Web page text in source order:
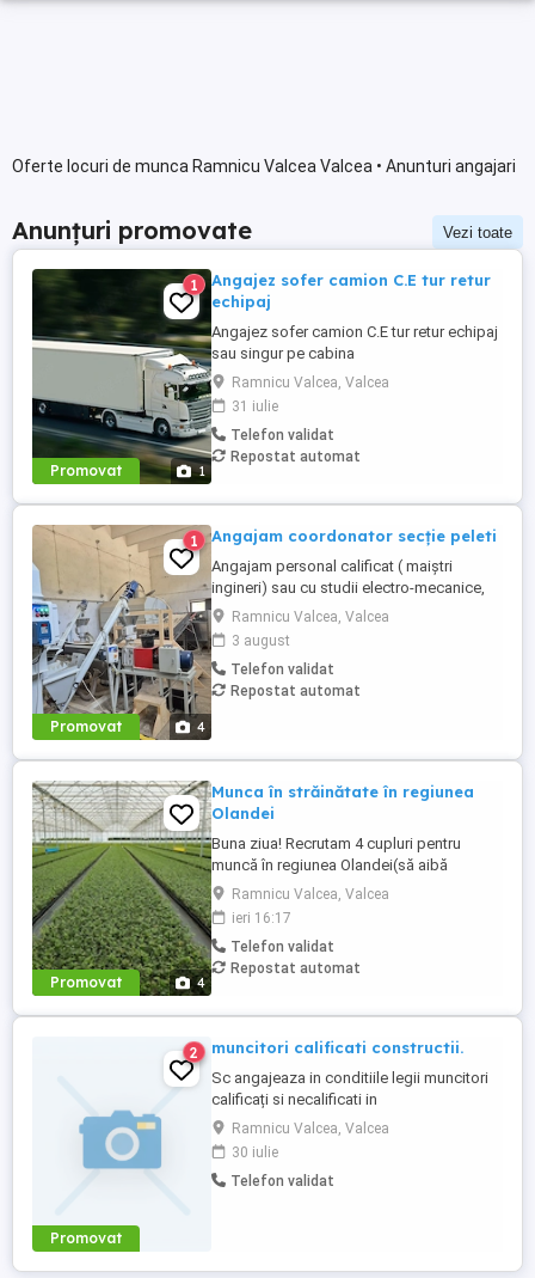
Oferte locuri de munca Ramnicu Valcea Valcea • Anunturi angajari
Anunțuri promovate Vezi toate
Promovat 1
1
Angajez sofer camion C.E tur retur
echipaj
Angajez sofer camion C.E tur retur echipaj
sau singur pe cabina
Ramnicu Valcea, Valcea
31 iulie
Telefon validat
Repostat automat
Promovat 4
1 Angajam coordonator secție peleti
Angajam personal calificat ( maiștri
ingineri) sau cu studii electro-mecanice,
pentru secția de productie peleți, situată
in localitatea Brezoi-Valcea! Salariul minim
asigurat este 4200 lei net precum si
bonusuri de performanță! Pentru alte
detalii va rog sa ma contactați! Mihai-
Ramnicu Valcea, Valcea
3 august
Telefon validat
Repostat automat
Promovat 4
Munca în străinătate în regiunea
Olandei
Buna ziua! Recrutam 4 cupluri pentru
muncă în regiunea Olandei(să aibă
mașină) . Rog seriozitate și pentru mai
multe detalii va rog contactați in Whatsap
la Nr( ) .Va mulțumesc!
Ramnicu Valcea, Valcea
ieri 16:17
Telefon validat
Repostat automat
Promovat
2 muncitori calificati constructii.
Sc angajeaza in conditiile legii muncitori
calificați si necalificati in
constructii.Cautam in special -dulgheri -
finisori -tencuitori tencuieli mecanizate -
muncitori necalificati. Se cauta oameni
serioși muncitori si non alcool. -instalator -
Ramnicu Valcea, Valcea
30 iulie
Telefon validat